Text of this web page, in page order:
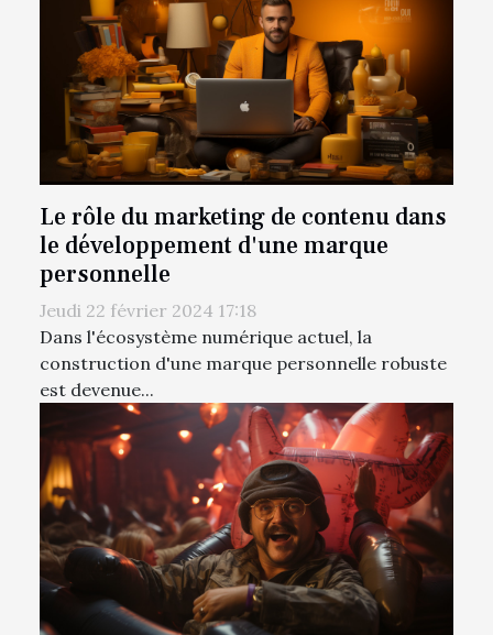
Le rôle du marketing de contenu dans
le développement d'une marque
personnelle
Jeudi 22 février 2024 17:18
Dans l'écosystème numérique actuel, la
construction d'une marque personnelle robuste
est devenue...